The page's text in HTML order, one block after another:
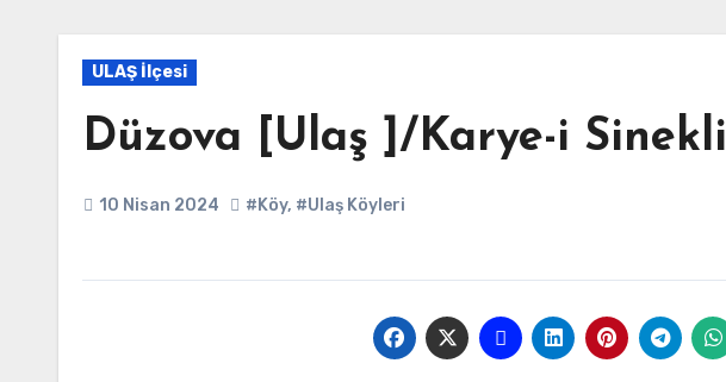
ULAŞ İlçesi
Düzova [Ulaş ]/Karye-i Sinekli
10 Nisan 2024 #Köy, #Ulaş Köyleri